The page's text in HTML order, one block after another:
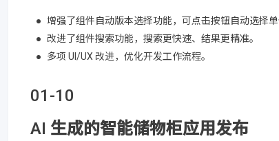
增强了组件自动版本选择功能，可点击按钮自动选择
改进了组件搜索功能，搜索更快速、结果更精准。
多项 UI/UX 改进，优化开发工作流程。
01-10
AI 生成的智能储物柜应用发布